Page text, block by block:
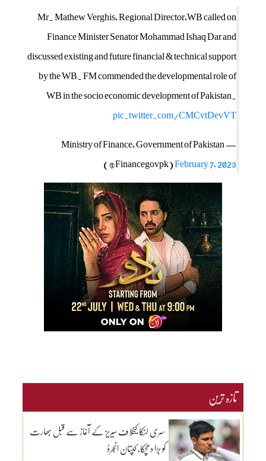
Mr. Mathew Verghis, Regional Director,WB called on
Finance Minister Senator Mohammad Ishaq Dar and
discussed existing and future financial & technical support
by the WB. FM commended the developmental role of
WB in the socio economic development of Pakistan.
pic.twitter.com/CMCvtDevVT
— Ministry of Finance, Government of Pakistan
(@Financegovpk)February 7, 2023
تازہ ترین
سری لنکا کیخلاف سیریز کے آغاز سے قبل بھارت
کو بڑا دھچکا، کپتان انجرڈ